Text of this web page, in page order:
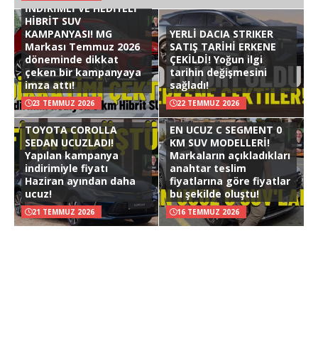
İNDİRİMLİ VE HEDİYELİ
HİBRİT SUV
KAMPANYASI! MG
Markası Temmuz 2026
döneminde dikkat
çeken bir kampanyaya
imza attı!
23 TEMMUZ 2026
YERLİ DACIA STRIKER
SATIŞ TARİHİ ERKENE
ÇEKİLDİ! Yoğun ilgi
tarihin değişmesini
sağladı!
22 TEMMUZ 2026
TOYOTA COROLLA
SEDAN UCUZLADI!
Yapılan kampanya
indirimiyle fiyatı
Haziran ayından daha
ucuz!
21 TEMMUZ 2026
EN UCUZ C SEGMENT 0
KM SUV MODELLERİ!
Markaların açıkladıkları
anahtar teslim
fiyatlarına göre fiyatlar
bu şekilde oluştu!
16 TEMMUZ 2026